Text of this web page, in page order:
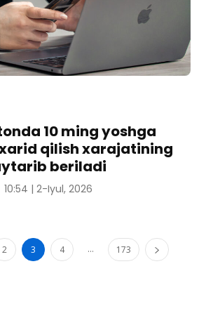
10 ming yoshga
qilish xarajatining
beriladi
10:54 | 2-Iyul, 2026
2 3 4 ... 173